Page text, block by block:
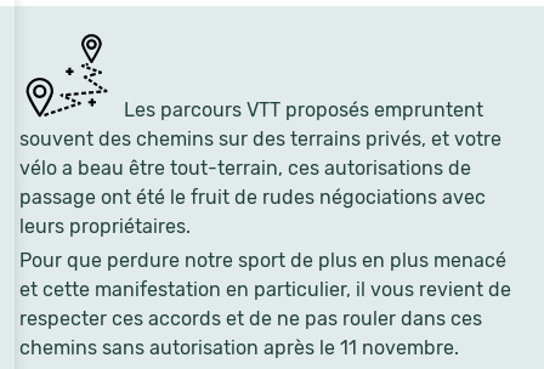
Les parcours VTT proposés empruntent
souvent des chemins sur des terrains privés, et votre
vélo a beau être tout-terrain, ces autorisations de
passage ont été le fruit de rudes négociations avec
leurs propriétaires.
Pour que perdure notre sport de plus en plus menacé
et cette manifestation en particulier, il vous revient de
respecter ces accords et de ne pas rouler dans ces
chemins sans autorisation après le 11 novembre.